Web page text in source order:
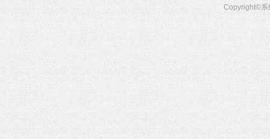
Copyright©系